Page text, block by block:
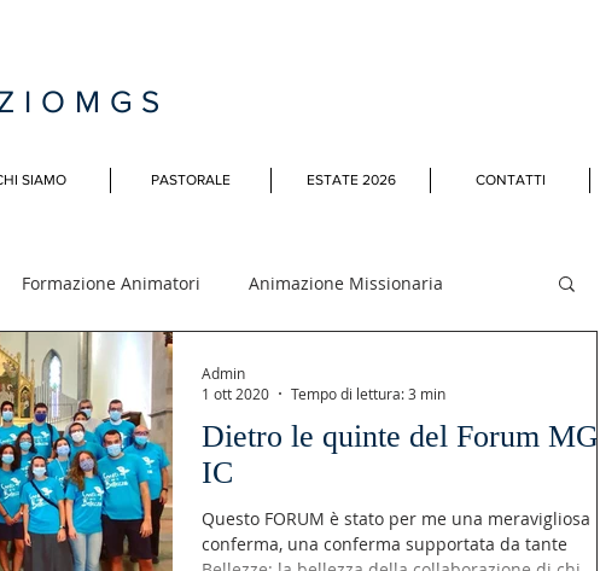
SIAMO PASTORALE ESTATE 2026 CONTATTI
Formazione Animatori Animazione Missionaria
nazionali
Dietro le quinte del Forum MGS
IC
Questo FORUM è stato per me una meravigliosa
conferma, una conferma supportata da tante
Admin
1 ott 2020
Tempo di lettura: 3 min